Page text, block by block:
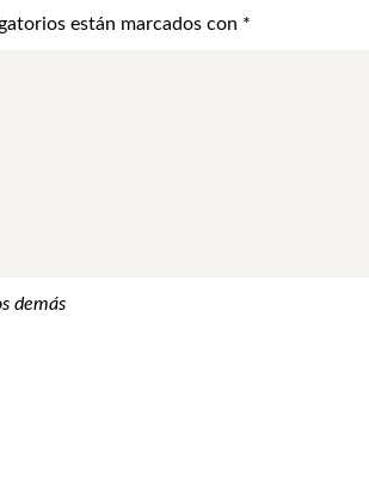
están marcados con *
demás